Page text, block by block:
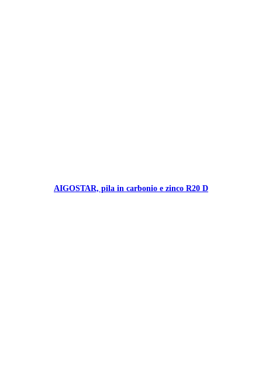
AIGOSTAR, pila in carbonio e zinco R20 D